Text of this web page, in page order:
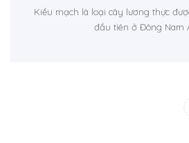
Kiều mạch là loại cây lương thực
đầu tiên ở Đông Nam Á